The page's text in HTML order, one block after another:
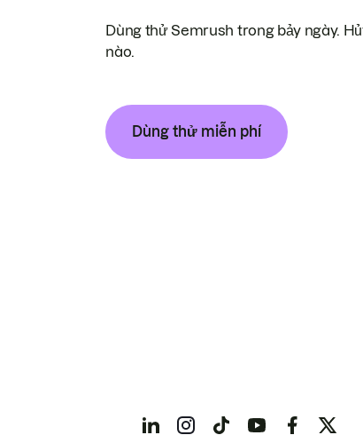
Dùng thử Semrush trong bảy ngày.
nào.
Dùng thử miễn phí